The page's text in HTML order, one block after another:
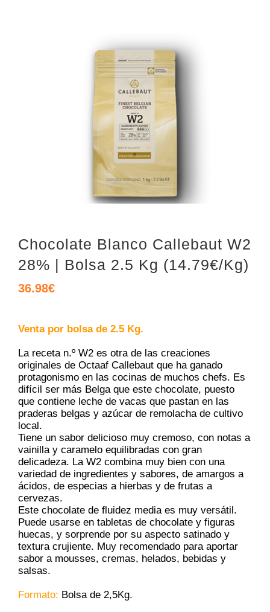
Chocolate Blanco Callebaut W2
28% | Bolsa 2.5 Kg (14.79€/Kg)
36.98€
Venta por bolsa de 2.5 Kg.
La receta n.º W2 es otra de las creaciones
originales de Octaaf Callebaut que ha ganado
protagonismo en las cocinas de muchos chefs. Es
difícil ser más Belga que este chocolate, puesto
que contiene leche de vacas que pastan en las
praderas belgas y azúcar de remolacha de cultivo
local.
Tiene un sabor delicioso muy cremoso, con notas a
vainilla y caramelo equilibradas con gran
delicadeza. La W2 combina muy bien con una
variedad de ingredientes y sabores, de amargos a
ácidos, de especias a hierbas y de frutas a
cervezas.
Este chocolate de fluidez media es muy versátil.
Puede usarse en tabletas de chocolate y figuras
huecas, y sorprende por su aspecto satinado y
textura crujiente. Muy recomendado para aportar
sabor a mousses, cremas, helados, bebidas y
salsas.
Formato: Bolsa de 2,5Kg.